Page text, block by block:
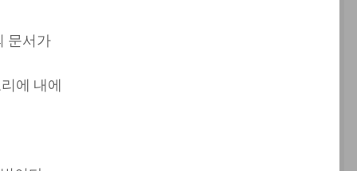
문서가
에 내에